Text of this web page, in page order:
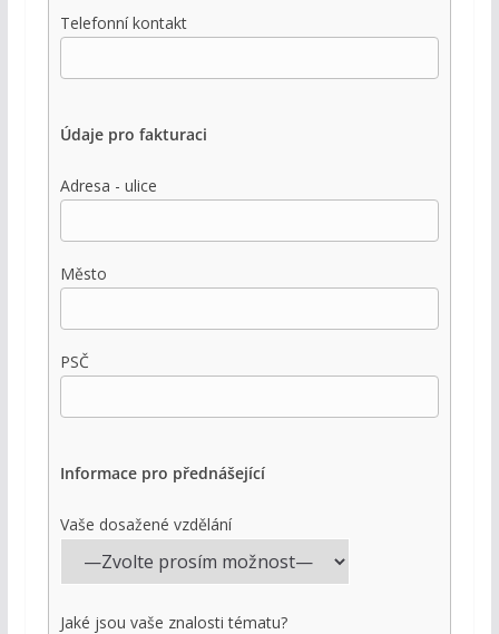
Telefonní kontakt
Údaje pro fakturaci
Adresa - ulice
Město
PSČ
Informace pro přednášející
Vaše dosažené vzdělání
Jaké jsou vaše znalosti tématu?